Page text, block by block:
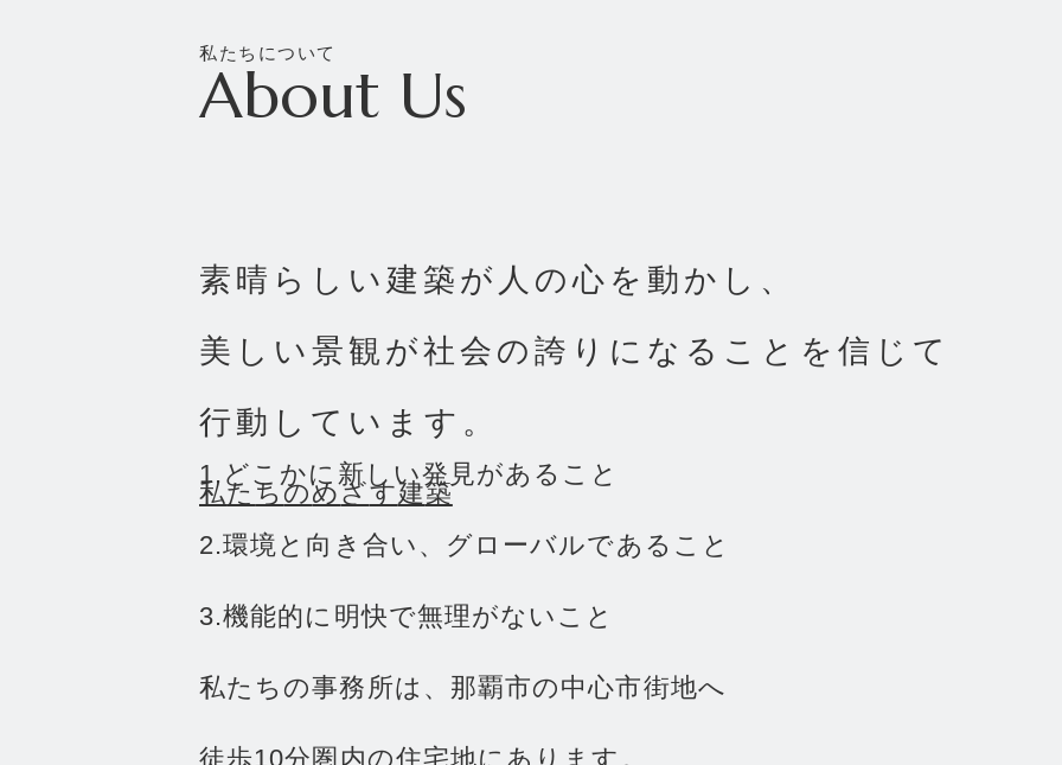
事業内容
私たちについて
About Us
素晴らしい建築が 人の心を動かし、
美しい景観が社会の誇りになることを信じて
行動しています。
私たちのめざす建築
1. どこ かに 新し い発 見があ る こ と
2.環境と 向 き 合い 、 グ ロ ーバルであ る こ と
3.機能的 に 明快で無理がな い こ と
私た ち の事務 所は 、 那覇市の中心市街地へ
徒歩10分圏 内の住宅地に あ り ます 。